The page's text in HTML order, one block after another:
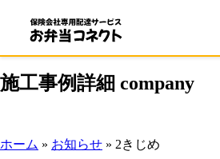
施工事例詳細 company
ホーム » お知らせ » 2きじめ